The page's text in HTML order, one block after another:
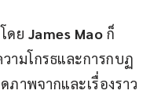
ดย James Mao ก็
ามโกรธและการกบฏ
ภาพจากและเรื่องราว